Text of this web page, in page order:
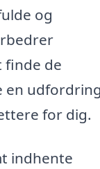
og
finde de
en
for dig.
indhente